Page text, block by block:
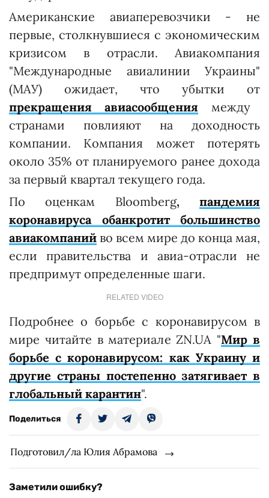
Американские авиаперевозчики - не
первые, столкнувшиеся с экономическим
кризисом в отрасли. Авиакомпания
"Международные авиалинии Украины"
(МАУ) ожидает, что убытки от
прекращения авиасообщения между
странами повлияют на доходность
компании. Компания может потерять
около 35% от планируемого ранее дохода
за первый квартал текущего года.
По оценкам Bloomberg,пандемия
коронавируса обанкротит большинство
авиакомпаний во всем мире до конца мая,
если правительства и авиа-отрасли не
предпримут определенные шаги.
RELATED VIDEO
Подробнее о борьбе с коронавирусом в
мире читайте в материале ZN.UA "Мир в
борьбе с коронавирусом: как Украину и
другие страны постепенно затягивает в
глобальный карантин".
Поделиться
Подготовил/ла Юлия Абрамова
Заметили ошибку?